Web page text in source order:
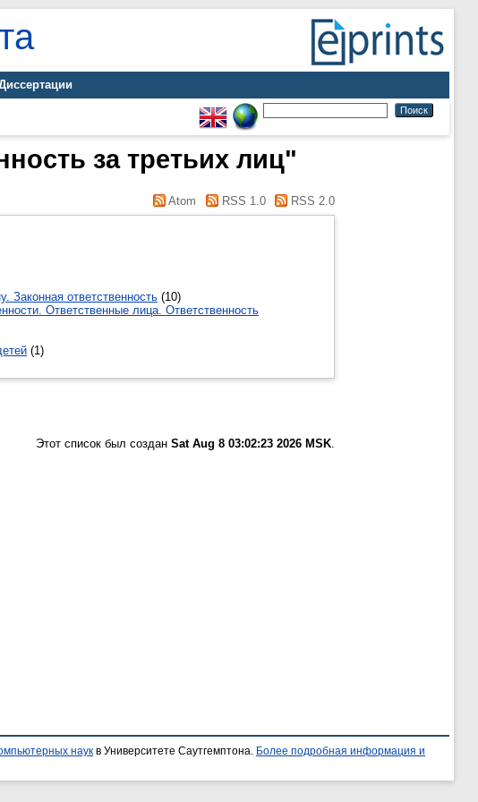
за третьих лиц"
Atom RSS 1.0 RSS 2.0
Законная ответственность (10)
Ответственные лица. Ответственность
(1)
Этот список был создан Sat Aug 8 03:02:23 2026 MSK
наук в Университете Саутгемптона.
Более подробная информация и